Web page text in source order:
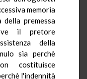
memoria
premessa
il pretore
della
sia perchè
costituisce
l'indennità